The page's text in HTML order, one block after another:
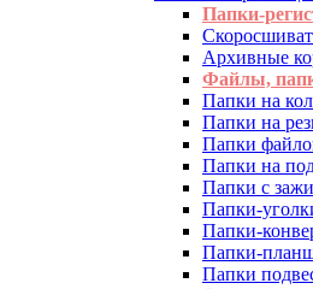
Папки-
Архивные
Файлы,
Папки на
Папки на
Папки
Папки на
Папки с
Папки-
Папки-
Папки-
Папки